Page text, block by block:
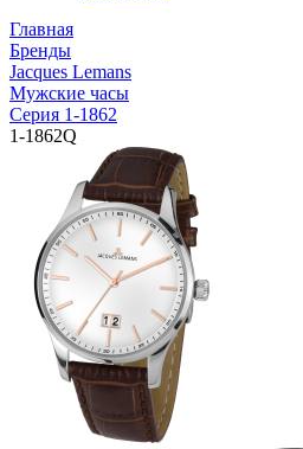
Главная
Бренды
Jacques Lemans
Мужские часы
Серия 1-1862
1-1862Q